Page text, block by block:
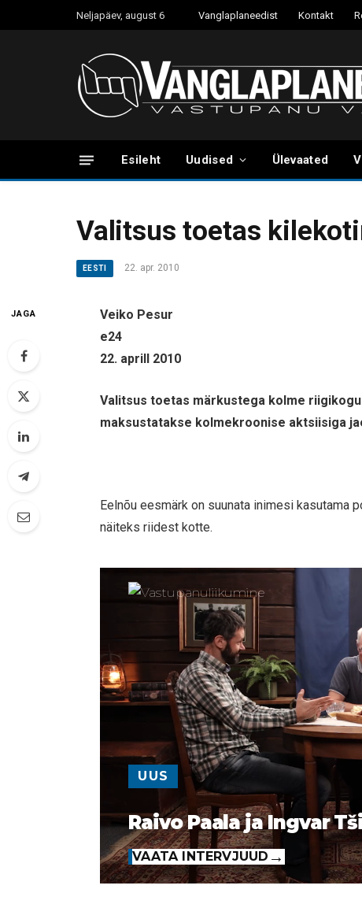
Neljapäev, august 6 Vanglaplaneedist Kontakt
Esileht Uudised Ülevaated
Valitsus toetas
EESTI 22. apr. 2010
JAGA
Veiko Pesur
e24
22. aprill 2010
Valitsus toetas märkustega kolme
maksustatakse kolmekroonise aktsiisiga
Eelnõu eesmärk on suunata inimesi
näiteks riidest kotte.
UUS
Raivo Paala ja Ingvar
VAATA INTERVJUUD